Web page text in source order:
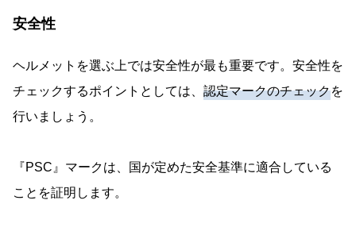
安全性
ヘルメットを選ぶ上では安全性が最も重要です。安全性を
チェックするポイントとしては、 認定マークのチェックを
行いましょう。
『PSC』マークは、国が定めた安全基準に適合している
ことを証明します。